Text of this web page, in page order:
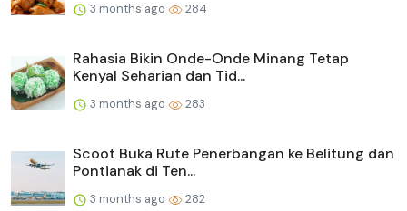
3 months ago 284
Rahasia Bikin Onde-Onde Minang Tetap
Kenyal Seharian dan Tid...
3 months ago 283
Scoot Buka Rute Penerbangan ke Belitung dan
Pontianak di Ten...
3 months ago 282